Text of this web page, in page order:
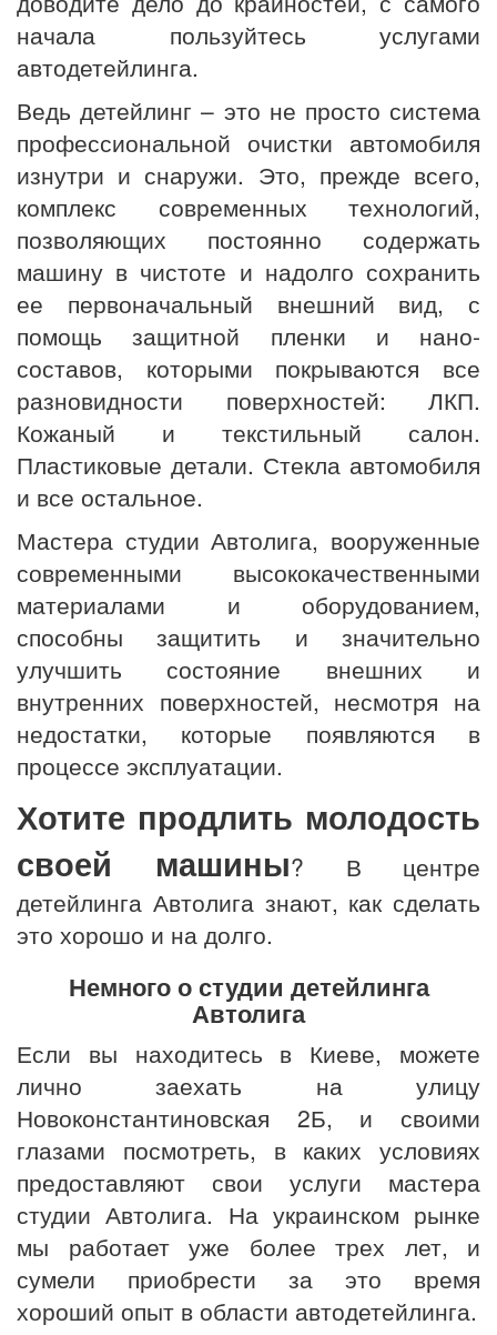
начала пользуйтесь услугами
автодетейлинга.
Ведь детейлинг – это не просто система
профессиональной очистки автомобиля
изнутри и снаружи. Это, прежде всего,
комплекс современных технологий,
позволяющих постоянно содержать
машину в чистоте и надолго сохранить
ее первоначальный внешний вид, с
помощь защитной пленки и нано-
составов, которыми покрываются все
разновидности поверхностей: ЛКП.
Кожаный и текстильный салон.
Пластиковые детали. Стекла автомобиля
и все остальное.
Мастера студии Автолига, вооруженные
современными высококачественными
материалами и оборудованием,
способны защитить и значительно
улучшить состояние внешних и
внутренних поверхностей, несмотря на
недостатки, которые появляются в
процессе эксплуатации.
Хотите продлить молодость
своей машины? В центре
детейлинга Автолига знают, как сделать
это хорошо и на долго.
Немного о студии детейлинга
Автолига
Если вы находитесь в Киеве, можете
лично заехать на улицу
Новоконстантиновская 2Б, и своими
глазами посмотреть, в каких условиях
предоставляют свои услуги мастера
студии Автолига. На украинском рынке
мы работает уже более трех лет, и
сумели приобрести за это время
хороший опыт в области автодетейлинга.